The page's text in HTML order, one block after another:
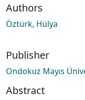
Authors
Öztürk, Hülya
Publisher
Ondokuz Mayıs
Abstract